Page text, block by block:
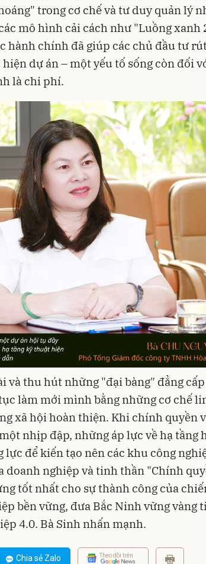
trong cơ chế và tư duy quản lý
mô hình cải cách như "Luồng xanh
hành chính đã giúp các chủ đầu tư
dự án – một yếu tố sống còn đối
là chi phí.
và thu hút những "đại bàng" đẳng
làm mới mình bằng những cơ chế
xã hội hoàn thiện. Khi chính quyền
nhịp đập, những áp lực về hạ tầng
lực để kiến tạo nên các khu công
doanh nghiệp và tinh thần "Chính
tốt nhất cho sự thành công của
bền vững, đưa Bắc Ninh vững vàng
4.0. Bà Sinh nhấn mạnh.
Chia sẻ Zalo Theo dõi trên